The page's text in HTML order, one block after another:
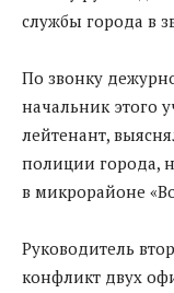
службы города в
По звонку
начальник этого
лейтенант,
полиции города,
в микрорайоне
Руководитель
конфликт двух